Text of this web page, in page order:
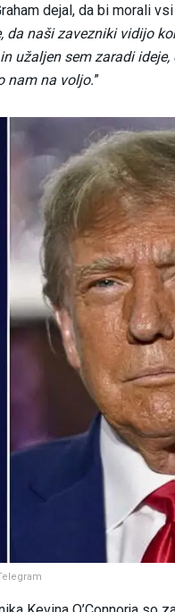
dejal, da bi morali
da naši zavezniki vidijo
užaljen sem zaradi ideje,
nam na voljo.”